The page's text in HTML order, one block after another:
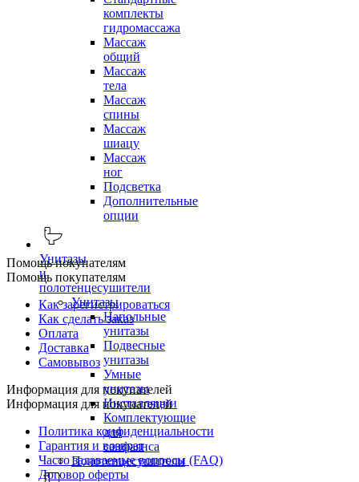
комплекты
гидромассажа
Массаж
общий
Массаж
тела
Массаж
спины
Массаж
шиацу
Массаж
ног
Подсветка
Дополнительные
опции
Унитазы
и
полотенцесушители
Унитазы
Напольные
унитазы
Подвесные
унитазы
Умные
унитазы
Инсталляции
Комплектующие
для
санфаянса
Полотенцесушители
Помощь покупателям
Помощь покупателям
Как зарегистрироваться
Как сделать заказ
Оплата
Доставка
Самовывоз
Информация для покупателей
Информация для покупателей
Политика конфиденциальности
Гарантия и возврат
Часто задаваемые вопросы (FAQ)
Договор оферты